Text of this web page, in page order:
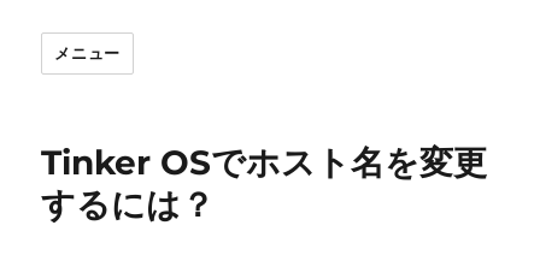
メニュー
Tinker OSでホスト名を変更
するには？